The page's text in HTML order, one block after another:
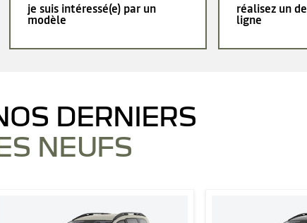
je suis intéressé(e) par un
modèle
réalisez un
ligne
DERNIERS
NEUFS